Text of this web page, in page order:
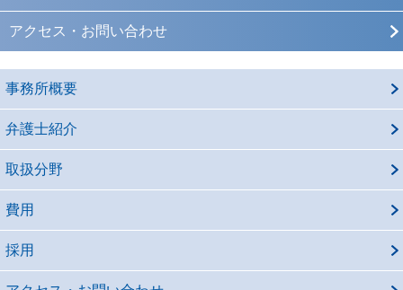
アクセス・お問い合わせ
事務所概要
弁護士紹介
取扱分野
費用
採用